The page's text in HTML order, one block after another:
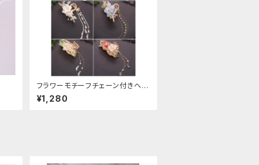
フラワーモチーフチェーン付きヘア
クリップ
¥1,280